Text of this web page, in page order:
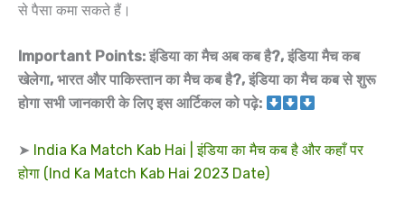
से पैसा कमा सकते हैं।
Important Points: इंडिया का मैच अब कब है?, इंडिया मैच कब
खेलेगा, भारत और पाकिस्तान का मैच कब है?, इंडिया का मैच कब से शुरू
होगा सभी जानकारी के लिए इस आर्टिकल को पढ़े:
➤ India Ka Match Kab Hai | इंडिया का मैच कब है और कहाँ पर
होगा (Ind Ka Match Kab Hai 2023 Date)